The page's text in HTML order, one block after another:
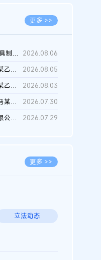
更多 >>
上诉人I某工具制品有限公司与被上诉人程某及一审被告中华人民共和...
2026.08.06
某甲公司、某乙公司、某丙公司申请诉前行为保全复议裁定书
2026.08.05
某甲公司、某乙公司、官某与某丙公司专利申请权权属纠纷 二审判决...
2026.08.03
谭某与长沙马某堆农产品股份有限公司滥用市场支配地位纠纷二审裁...
2026.07.30
杭州华某有限公司与菲某有限公司侵害发明专利权纠纷 2026.07.29
更多 >>
立法动态